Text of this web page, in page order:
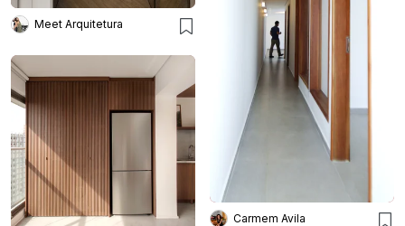
Meet Arquitetura
Carmem Avila